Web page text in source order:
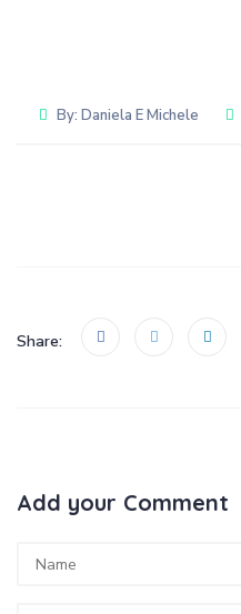
By: Daniela E Michele
Share:
Add your Comment